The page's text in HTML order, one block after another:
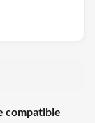
compatible